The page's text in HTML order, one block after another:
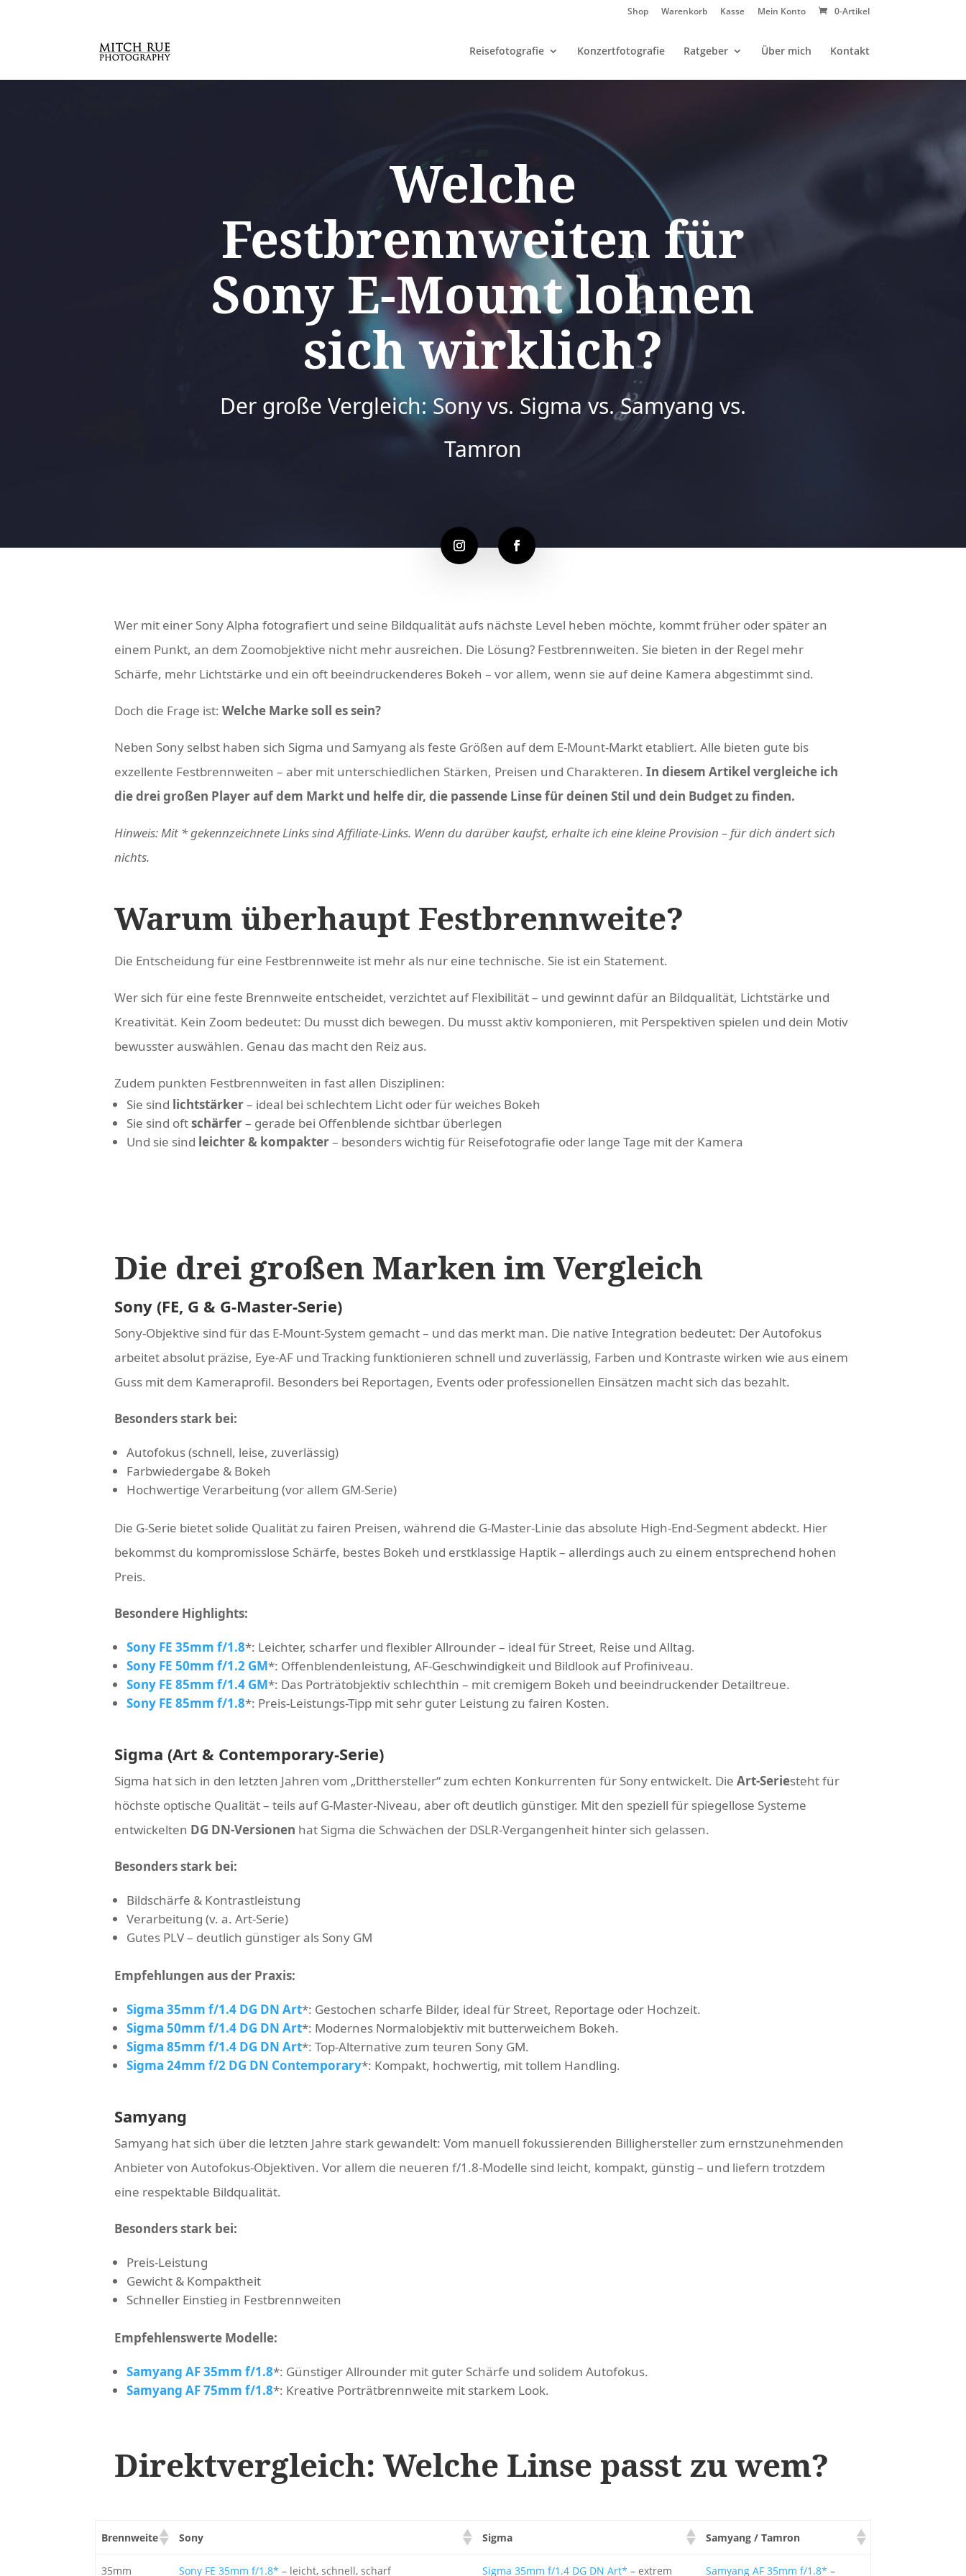
Shop Warenkorb Kasse Mein Konto 0-Artikel
Reisefotografie Konzertfotografie Ratgeber Über mich Kontakt
Welche
Festbrennweiten für
Sony E-Mount lohnen
sich wirklich?
Der große Vergleich: Sony vs. Sigma vs. Samyang vs.
Tamron
Wer mit einer Sony Alpha fotografiert und seine Bildqualität aufs nächste Level heben möchte, kommt früher oder später an
einem Punkt, an dem Zoomobjektive nicht mehr ausreichen. Die Lösung? Festbrennweiten. Sie bieten in der Regel mehr
Schärfe, mehr Lichtstärke und ein oft beeindruckenderes Bokeh – vor allem, wenn sie auf deine Kamera abgestimmt sind.
Doch die Frage ist: Welche Marke soll es sein?
Neben Sony selbst haben sich Sigma und Samyang als feste Größen auf dem E-Mount-Markt etabliert. Alle bieten gute bis
exzellente Festbrennweiten – aber mit unterschiedlichen Stärken, Preisen und Charakteren. In diesem Artikel vergleiche ich
die drei großen Player auf dem Markt und helfe dir, die passende Linse für deinen Stil und dein Budget zu finden.
Hinweis: Mit * gekennzeichnete Links sind Affiliate-Links. Wenn du darüber kaufst, erhalte ich eine kleine Provision – für dich ändert sich
nichts.
Warum überhaupt Festbrennweite?
Die Entscheidung für eine Festbrennweite ist mehr als nur eine technische. Sie ist ein Statement.
Wer sich für eine feste Brennweite entscheidet, verzichtet auf Flexibilität – und gewinnt dafür an Bildqualität, Lichtstärke und
Kreativität. Kein Zoom bedeutet: Du musst dich bewegen. Du musst aktiv komponieren, mit Perspektiven spielen und dein Motiv
bewusster auswählen. Genau das macht den Reiz aus.
Zudem punkten Festbrennweiten in fast allen Disziplinen:
Sie sind lichtstärker– ideal bei schlechtem Licht oder für weiches Bokeh
Sie sind oftschärfer– gerade bei Offenblende sichtbar überlegen
Und sie sind leichter & kompakter– besonders wichtig für Reisefotografie oder lange Tage mit der Kamera
Die drei großen Marken im Vergleich
Sony (FE, G & G-Master-Serie)
Sony-Objektive sind für das E-Mount-System gemacht – und das merkt man. Die native Integration bedeutet: Der Autofokus
arbeitet absolut präzise, Eye-AF und Tracking funktionieren schnell und zuverlässig, Farben und Kontraste wirken wie aus einem
Guss mit dem Kameraprofil. Besonders bei Reportagen, Events oder professionellen Einsätzen macht sich das bezahlt.
Besonders stark bei:
Autofokus (schnell, leise, zuverlässig)
Farbwiedergabe & Bokeh
Hochwertige Verarbeitung (vor allem GM-Serie)
Die G-Serie bietet solide Qualität zu fairen Preisen, während die G-Master-Linie das absolute High-End-Segment abdeckt. Hier
bekommst du kompromisslose Schärfe, bestes Bokeh und erstklassige Haptik – allerdings auch zu einem entsprechend hohen
Preis.
Besondere Highlights:
Sony FE 35mm f/1.8*: Leichter, scharfer und flexibler Allrounder – ideal für Street, Reise und Alltag.
Sony FE 50mm f/1.2 GM*: Offenblendenleistung, AF-Geschwindigkeit und Bildlook auf Profiniveau.
Sony FE 85mm f/1.4 GM*: Das Porträtobjektiv schlechthin – mit cremigem Bokeh und beeindruckender Detailtreue.
Sony FE 85mm f/1.8*: Preis-Leistungs-Tipp mit sehr guter Leistung zu fairen Kosten.
Sigma (Art & Contemporary-Serie)
Sigma hat sich in den letzten Jahren vom „Dritthersteller“ zum echten Konkurrenten für Sony entwickelt. Die Art-Seriesteht für
höchste optische Qualität – teils auf G-Master-Niveau, aber oft deutlich günstiger. Mit den speziell für spiegellose Systeme
entwickelten DG DN-Versionen hat Sigma die Schwächen der DSLR-Vergangenheit hinter sich gelassen.
Besonders stark bei:
Bildschärfe & Kontrastleistung
Verarbeitung (v. a. Art-Serie)
Gutes PLV – deutlich günstiger als Sony GM
Empfehlungen aus der Praxis:
Sigma 35mm f/1.4 DG DN Art*: Gestochen scharfe Bilder, ideal für Street, Reportage oder Hochzeit.
Sigma 50mm f/1.4 DG DN Art*: Modernes Normalobjektiv mit butterweichem Bokeh.
Sigma 85mm f/1.4 DG DN Art*: Top-Alternative zum teuren Sony GM.
Sigma 24mm f/2 DG DN Contemporary*: Kompakt, hochwertig, mit tollem Handling.
Samyang
Samyang hat sich über die letzten Jahre stark gewandelt: Vom manuell fokussierenden Billighersteller zum ernstzunehmenden
Anbieter von Autofokus-Objektiven. Vor allem die neueren f/1.8-Modelle sind leicht, kompakt, günstig – und liefern trotzdem
eine respektable Bildqualität.
Besonders stark bei:
Preis-Leistung
Gewicht & Kompaktheit
Schneller Einstieg in Festbrennweiten
Empfehlenswerte Modelle:
Samyang AF 35mm f/1.8*: Günstiger Allrounder mit guter Schärfe und solidem Autofokus.
Samyang AF 75mm f/1.8*: Kreative Porträtbrennweite mit starkem Look.
Direktvergleich: Welche Linse passt zu wem?
Brennweite Sony Sigma Samyang / Tamron
35mm Sony FE 35mm f/1.8* – leicht, schnell, scharf Sigma 35mm f/1.4 DG DN Art* – extrem Samyang AF 35mm f/1.8* –